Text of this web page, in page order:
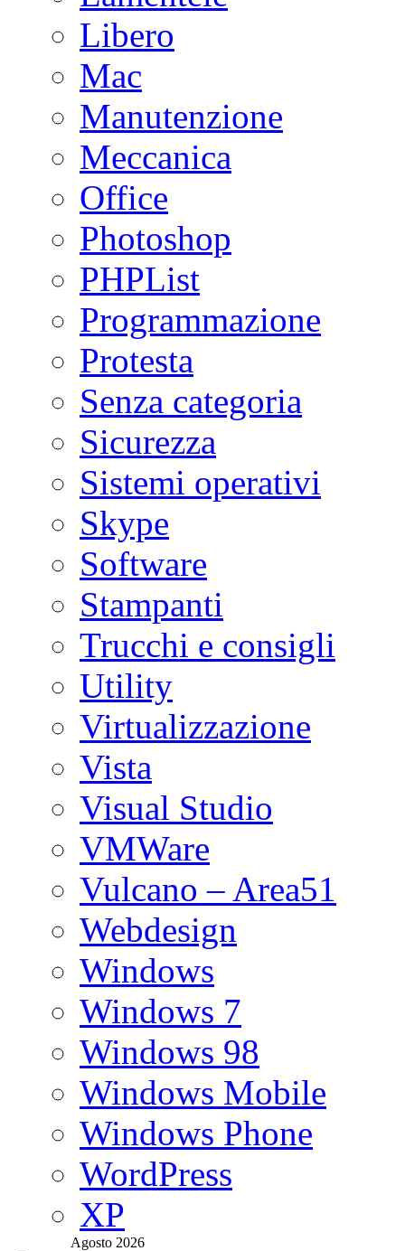
Libero
Mac
Manutenzione
Meccanica
Office
Photoshop
PHPList
Programmazione
Protesta
Senza categoria
Sicurezza
Sistemi operativi
Skype
Software
Stampanti
Trucchi e consigli
Utility
Virtualizzazione
Vista
Visual Studio
VMWare
Vulcano – Area51
Webdesign
Windows
Windows 7
Windows 98
Windows Mobile
Windows Phone
WordPress
XP
Agosto 2026